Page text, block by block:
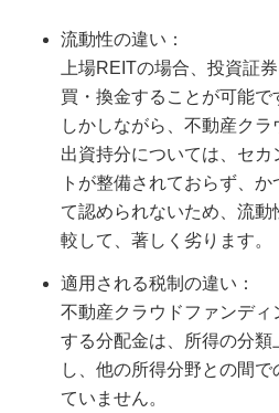
流動性の違い：
上場REITの場合、投資証
買・換金することが可能で
しかしながら、不動産ク
出資持分については、セ
トが整備されておらず、
て認められないため、流
較して、著しく劣ります。
適用される税制の違い：
不動産クラウドファンディ
する分配金は、所得の分類
し、他の所得分野との間
ていません。